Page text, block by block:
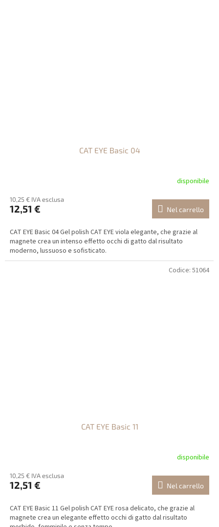
CAT EYE Basic 04
disponibile
10,25 € IVA esclusa
12,51 € Nel carrello
CAT EYE Basic 04 Gel polish CAT EYE viola elegante, che grazie al
magnete crea un intenso effetto occhi di gatto dal risultato
moderno, lussuoso e sofisticato.
CAT EYE Basic 11
disponibile
10,25 € IVA esclusa
12,51 € Nel carrello
CAT EYE Basic 11 Gel polish CAT EYE rosa delicato, che grazie al
magnete crea un elegante effetto occhi di gatto dal risultato
Codice: 51064